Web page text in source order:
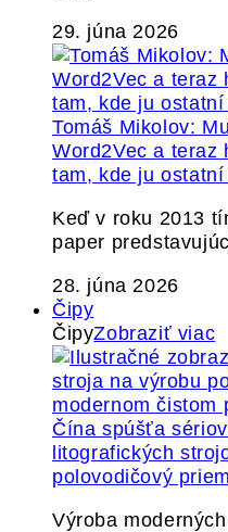
29. júna 2026
Tomáš Mikolov:
Word2Vec a teraz
tam, kde ju
Keď v roku 2013
paper
28. júna 2026
Čipy
ČipyZobraziť viac
Čína spúšťa
litografických
polovodičový
Výroba